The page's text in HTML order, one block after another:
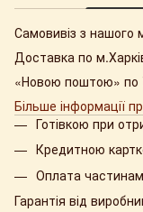
Самовивіз з нашого
Доставка по
«Новою поштою» по
Більше інформації
Готівкою при
Кредитною
Оплата
Гарантія від